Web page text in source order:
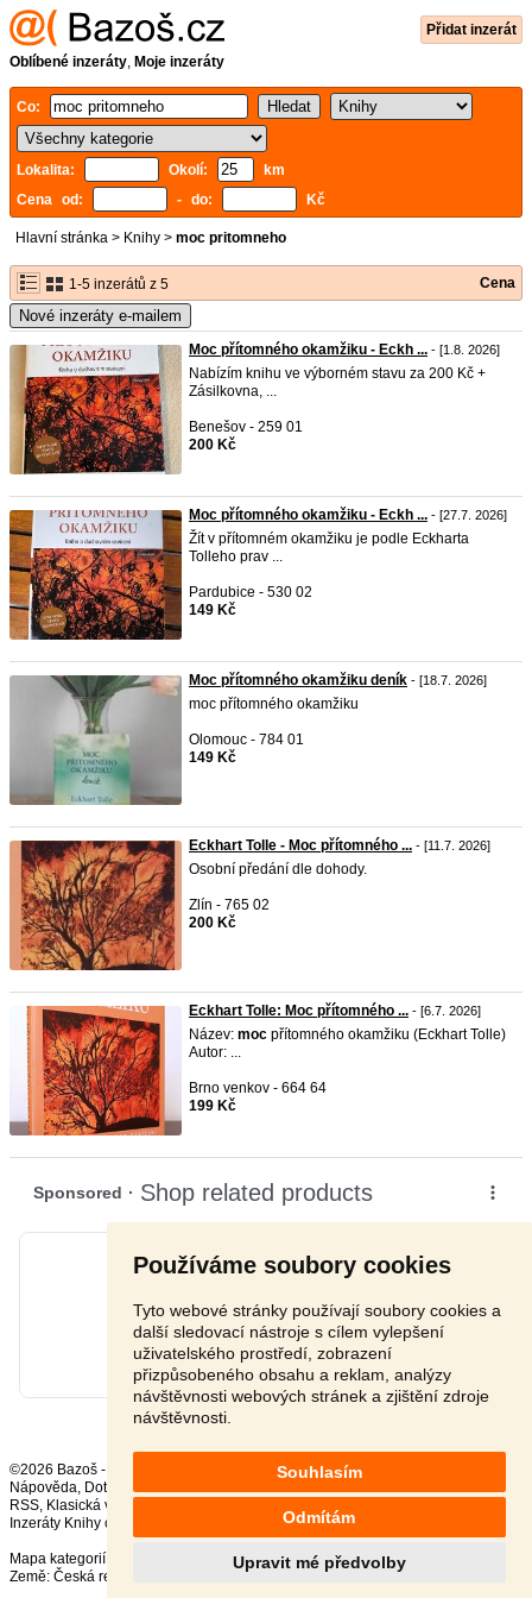
Používáme soubory cookies
Tyto webové stránky používají soubory cookies a
další sledovací nástroje s cílem vylepšení
uživatelského prostředí, zobrazení
přizpůsobeného obsahu a reklam, analýzy
návštěvnosti webových stránek a zjištění zdroje
návštěvnosti.
Souhlasím
Odmítám
Upravit mé předvolby
Přidat inzerát
Oblíbené inzeráty, Moje inzeráty
Co:
Lokalita: Okolí:
km
Cena od:
- do: Kč
Hlavní stránka > Knihy > moc pritomneho
1-5 inzerátů z 5 Cena
Nové inzeráty e-mailem
Moc přítomného okamžiku - Eckh ... - [1.8. 2026]
Nabízím knihu ve výborném stavu za 200 Kč +
Zásilkovna, ...
Benešov - 259 01
200 Kč
Moc přítomného okamžiku - Eckh ... - [27.7. 2026]
Žít v přítomném okamžiku je podle Eckharta
Tolleho prav ...
Pardubice - 530 02
149 Kč
Moc přítomného okamžiku deník - [18.7. 2026]
moc přítomného okamžiku
Olomouc - 784 01
149 Kč
Eckhart Tolle - Moc přítomného ... - [11.7. 2026]
Osobní předání dle dohody.
Zlín - 765 02
200 Kč
Eckhart Tolle: Moc přítomného ... - [6.7. 2026]
Název: moc přítomného okamžiku (Eckhart Tolle)
Autor: ...
Brno venkov - 664 64
199 Kč
©2026 Bazoš -
Nápověda, Dotazy ,
,
RSS,
Inzeráty Knihy celkem:
, za 24 hodin:760
Mapa kategorií
Nejvyhledávanější výrazy
Země: Česká republika Polsko Rakousko